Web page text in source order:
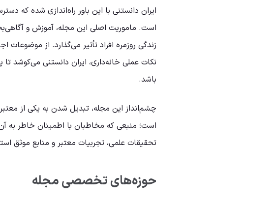
ایران دانستنی با این باور راه‌اندازی شده
است. ماموریت اصلی این مجله، آموزش و
زندگی روزمره افراد تأثیر می‌گذارد. از موضوعات
نکات عملی خانه‌داری، ایران دانستنی می‌کوشد
باشد.
چشم‌انداز این مجله، تبدیل شدن به یکی از
است؛ منبعی که مخاطبان با اطمینان خاطر به آن
تحقیقات علمی، تجربیات معتبر و منابع موثق
حوزه‌های تخصصی مجله